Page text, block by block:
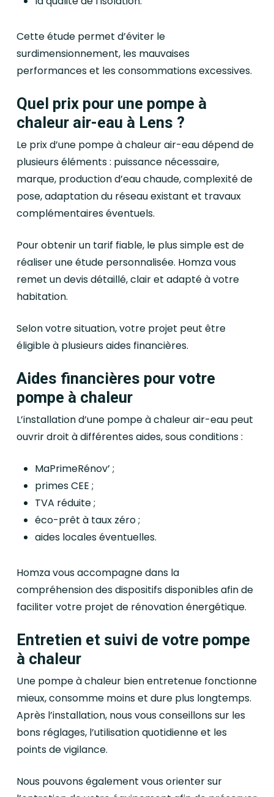
Cette étude permet d’éviter le
surdimensionnement, les mauvaises
performances et les consommations excessives.
Quel prix pour une pompe à
chaleur air-eau à Lens ?
Le prix d’une pompe à chaleur air-eau dépend de
plusieurs éléments : puissance nécessaire,
marque, production d’eau chaude, complexité de
pose, adaptation du réseau existant et travaux
complémentaires éventuels.
Pour obtenir un tarif fiable, le plus simple est de
réaliser une étude personnalisée. Homza vous
remet un devis détaillé, clair et adapté à votre
habitation.
Selon votre situation, votre projet peut être
éligible à plusieurs aides financières.
Aides financières pour votre
pompe à chaleur
L’installation d’une pompe à chaleur air-eau peut
ouvrir droit à différentes aides, sous conditions :
MaPrimeRénov’ ;
primes CEE ;
TVA réduite ;
éco-prêt à taux zéro ;
aides locales éventuelles.
Homza vous accompagne dans la
compréhension des dispositifs disponibles afin de
faciliter votre projet de rénovation énergétique.
Entretien et suivi de votre pompe
à chaleur
Une pompe à chaleur bien entretenue fonctionne
mieux, consomme moins et dure plus longtemps.
Après l’installation, nous vous conseillons sur les
bons réglages, l’utilisation quotidienne et les
points de vigilance.
Nous pouvons également vous orienter sur